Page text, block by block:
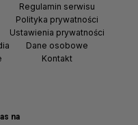
na
Regulamin serwisu
Polityka prywatności
Ustawienia prywatności
Dane osobowe
Kontakt